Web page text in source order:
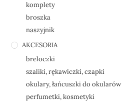
komplety
broszka
naszyjnik
AKCESORIA
breloczki
szaliki, rękawiczki, czapki
okulary, łańcuszki do okularów
perfumetki, kosmetyki